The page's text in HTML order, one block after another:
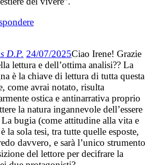
D.P. 24/07/2025Ciao Irene! Grazie
lettura e dell’ottima analisi?? La
è la chiave di lettura di tutta questa
come avrai notato, risulta
ostica e antinarrativa proprio
la natura ingannevole dell’essere
bugia (come attitudine alla vita e
la sola tesi, tra tutte quelle esposte,
davvero, e sarà l’unico strumento
del lettore per decifrare la